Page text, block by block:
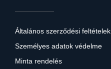
Általános szerződési feltételek
Személyes adatok védelme
Minta rendelés